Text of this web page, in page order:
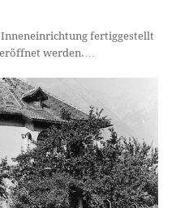
fertiggestellt
eröffnet werden.…